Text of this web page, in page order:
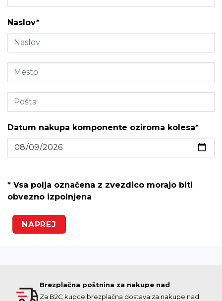
Naslov*
Datum nakupa komponente oziroma kolesa*
* Vsa polja označena z zvezdico morajo biti
obvezno izpolnjena
NAPREJ
Brezplačna poštnina za nakupe nad
Za B2C kupce brezplačna dostava za nakupe nad